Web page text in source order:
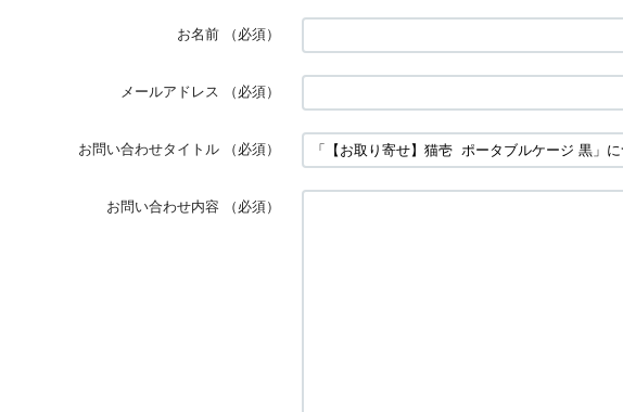
お名前 （必須）
メールアドレス （必須）
お問い合わせタイトル （必須）
お問い合わせ内容 （必須）